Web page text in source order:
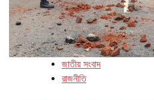
জাতীয় সংবাদ
রাজনীতি